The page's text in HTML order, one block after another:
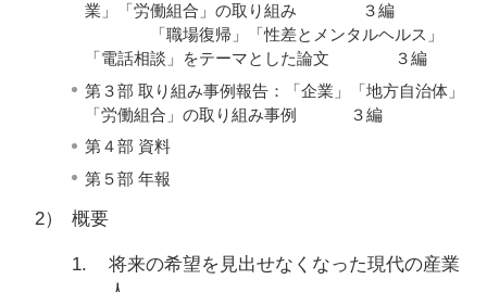
業」「労働組合」の取り組み ３編
「職場復帰」「性差とメンタルヘルス」
「電話相談」をテーマとした論文 ３編
第３部 取り組み事例報告：「企業」「地方自治体」
「労働組合」の取り組み事例 ３編
第４部 資料
第５部 年報
2） 概要
1.
将来の希望を見出せなくなった現代の産業